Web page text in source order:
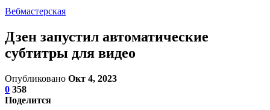
Вебмастерская
Дзен запустил автоматические
субтитры для видео
Опубликовано Окт 4, 2023
0 358
Поделится